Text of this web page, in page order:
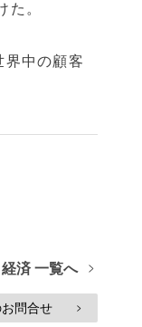
た。
界中の顧客
済 一覧へ >
問合せ >